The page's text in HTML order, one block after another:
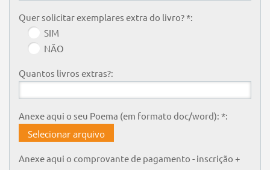
Quer solicitar exemplares extra do livro? *:
SIM
NÃO
Quantos livros extras?:
Anexe aqui o seu Poema (em formato doc/word): *:
Selecionar arquivo
Anexe aqui o comprovante de pagamento - inscrição +